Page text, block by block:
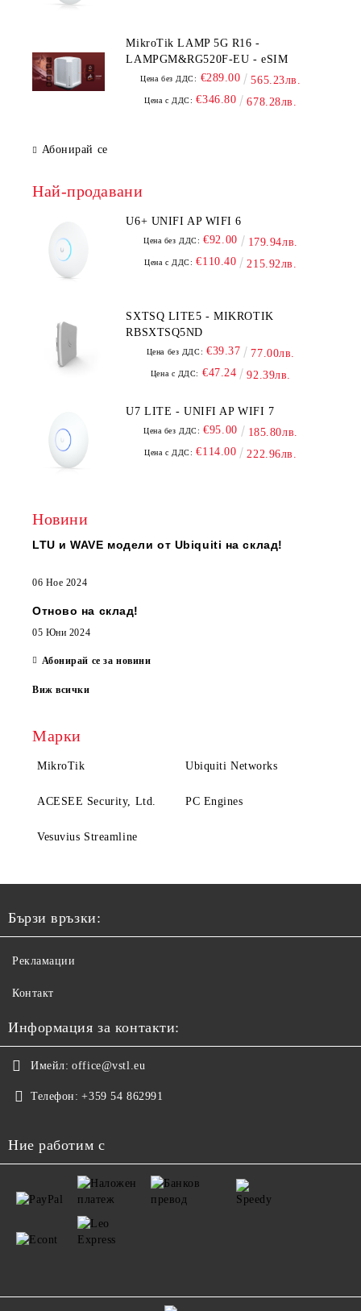
MikroTik LAMP 5G R16 -
LAMPGM&RG520F-EU - eSIM
Цена без ДДС: €289.00 565.23лв.
Цена с ДДС: €346.80 678.28лв.
Абонирай се
Най-продавани
U6+ UNIFI AP WIFI 6
Цена без ДДС: €92.00 179.94лв.
Цена с ДДС: €110.40 215.92лв.
SXTSQ LITE5 - MIKROTIK
RBSXTSQ5ND
Цена без ДДС: €39.37 77.00лв.
Цена с ДДС: €47.24 92.39лв.
U7 LITE - UNIFI AP WIFI 7
Цена без ДДС: €95.00 185.80лв.
Цена с ДДС: €114.00 222.96лв.
Новини
LTU и WAVE модели от Ubiquiti на склад!
06 Ное 2024
Отново на склад!
05 Юни 2024
Абонирай се за новини
Виж всички
Марки
MikroTik Ubiquiti Networks
ACESEE Security, Ltd. PC Engines
Vesuvius Streamline
Бързи връзки:
Рекламации
Контакт
Информация за контакти:
Имейл: office@vstl.eu
Телефон: +359 54 862991
Ние работим с